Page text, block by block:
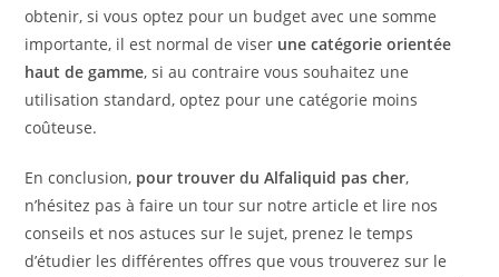
obtenir, si vous optez pour un budget avec une somme
importante, il est normal de viser une catégorie orientée
haut de gamme, si au contraire vous souhaitez une
utilisation standard, optez pour une catégorie moins
coûteuse.
En conclusion, pour trouver du Alfaliquid pas cher,
n’hésitez pas à faire un tour sur notre article et lire nos
conseils et nos astuces sur le sujet, prenez le temps
d’étudier les différentes offres que vous trouverez sur le